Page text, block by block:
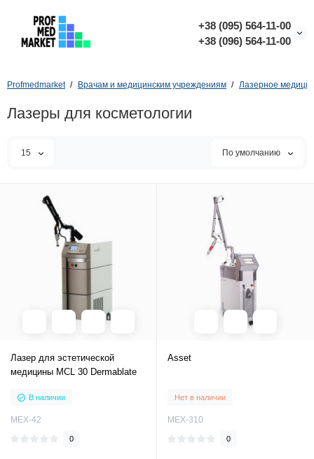
+38 (095) 564-11-00
+38 (096) 564-11-00
Profmedmarket Врачам и медицинским учреждениям Лазерное
Лазеры для косметологии
15 По умолчанию
Лазер для эстетической
медицины MCL 30 Dermablate
В наличии
MEX-42
0
Asset
Нет в наличии
MEX-310
0